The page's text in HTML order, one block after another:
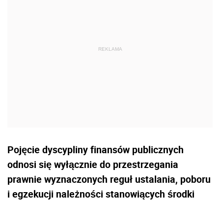
Pojęcie dyscypliny finansów publicznych
odnosi się wyłącznie do przestrzegania
prawnie wyznaczonych reguł ustalania, poboru
i egzekucji należności stanowiących środki